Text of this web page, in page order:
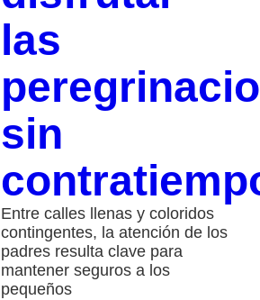
las
sin
Entre calles llenas y coloridos
contingentes, la atención de los
padres resulta clave para
mantener seguros a los
pequeños